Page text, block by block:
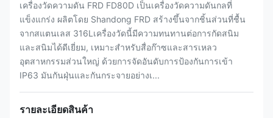
เครื่องวัดความดัน FRD FD80D เป็นเครื่องวัดความดันกลที่
แข็งแกร่ง ผลิตโดย Shandong FRD สร้างขึ้นจากชิ้นส่วนที่ชื้น
จากสแตนเลส 316Lเครื่องวัดนี้มีความทนทานต่อการกัดสนิม
และสนิมได้ดีเยี่ยม, เหมาะสําหรับสื่อก๊าซและสารเหลว
อุตสาหกรรมส่วนใหญ่ ด้วยการจัดอันดับการป้องกันการเข้า
IP63 มันกันฝุ่นและกันกระจายอย่างเ...
รายละเอียดสินค้า